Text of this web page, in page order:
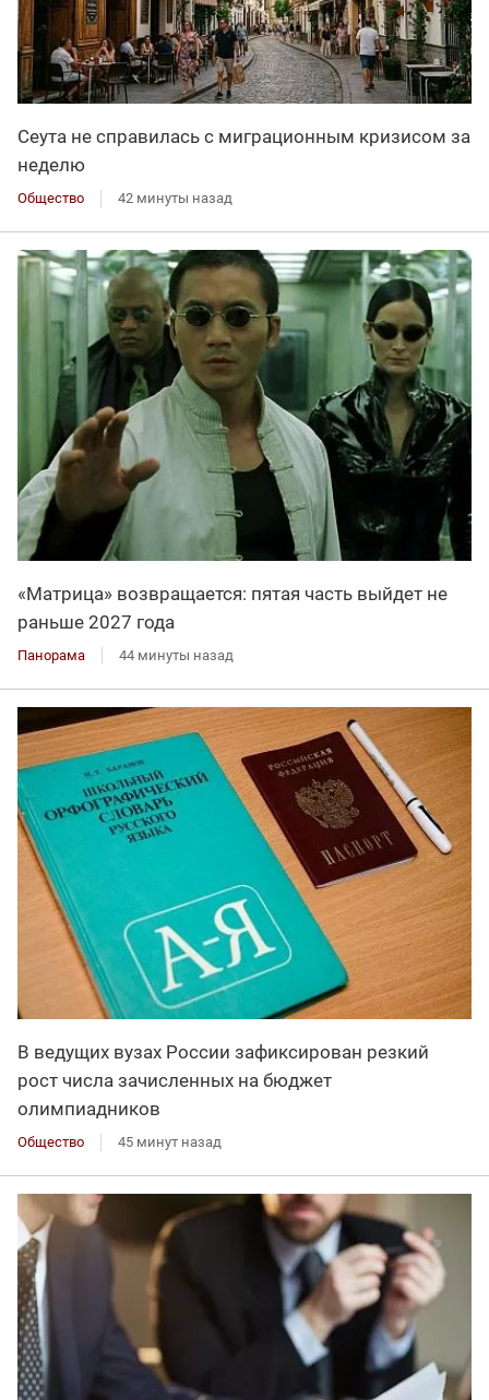
Сеута не справилась с миграционным кризисом за
неделю
Общество 42 минуты назад
«Матрица» возвращается: пятая часть выйдет не
раньше 2027 года
Панорама 44 минуты назад
В ведущих вузах России зафиксирован резкий
рост числа зачисленных на бюджет
олимпиадников
Общество 45 минут назад